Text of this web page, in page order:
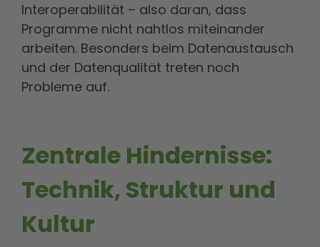
Interoperabilität – also daran, dass
Programme nicht nahtlos miteinander
arbeiten. Besonders beim Datenaustausch
und der Datenqualität treten noch
Probleme auf.
Zentrale Hindernisse:
Technik, Struktur und
Kultur